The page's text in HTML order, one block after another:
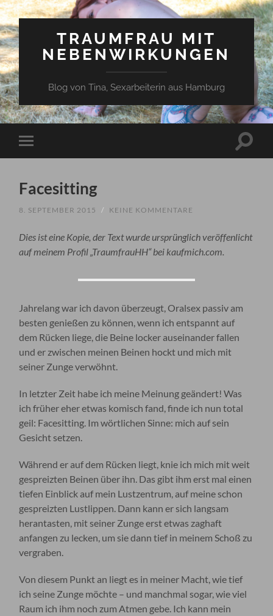
TRAUMFRAU MIT
NEBENWIRKUNGEN
Blog von Tina, Sexarbeiterin aus Hamburg
Mobile-
Menü
Facesitting
8. SEPTEMBER 2015 / KEINE KOMMENTARE
Dies ist eine Kopie, der Text wurde ursprünglich veröffenlicht
auf meinem Profil „TraumfrauHH“ bei kaufmich.com.
Jahrelang war ich davon überzeugt, Oralsex passiv am
besten genießen zu können, wenn ich entspannt auf
dem Rücken liege, die Beine locker auseinander fallen
und er zwischen meinen Beinen hockt und mich mit
seiner Zunge verwöhnt.
In letzter Zeit habe ich meine Meinung geändert! Was
ich früher eher etwas komisch fand, finde ich nun total
geil: Facesitting. Im wörtlichen Sinne: mich auf sein
Gesicht setzen.
Während er auf dem Rücken liegt, knie ich mich mit weit
gespreizten Beinen über ihn. Das gibt ihm erst mal einen
tiefen Einblick auf mein Lustzentrum, auf meine schon
gespreizten Lustlippen. Dann kann er sich langsam
herantasten, mit seiner Zunge erst etwas zaghaft
anfangen zu lecken, um sie dann tief in meinem Schoß zu
vergraben.
Von diesem Punkt an liegt es in meiner Macht, wie tief
ich seine Zunge möchte – und manchmal sogar, wie viel
Raum ich ihm noch zum Atmen gebe. Ich kann mein